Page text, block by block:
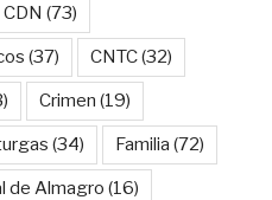
CDN (73)
(37) CNTC(32)
Crimen (19)
(34) Familia (72)
de Almagro (16)